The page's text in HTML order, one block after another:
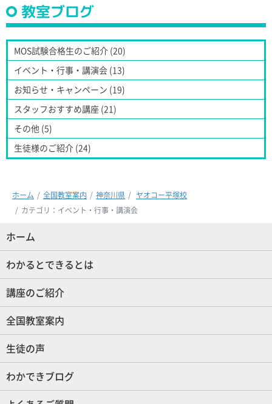
教室ブログ
MOS試験合格生のご紹介 (20)
イベント・行事・講演会 (13)
お知らせ・キャンペーン (19)
スタッフおすすめ講座 (21)
その他 (5)
生徒様のご紹介 (24)
ホーム 全国教室案内 神奈川県
ヤオコー平塚校
カテゴリ：イベント・行事・講演会
ホーム
わかるとできるとは
講座のご紹介
全国教室案内
生徒の声
わかできブログ